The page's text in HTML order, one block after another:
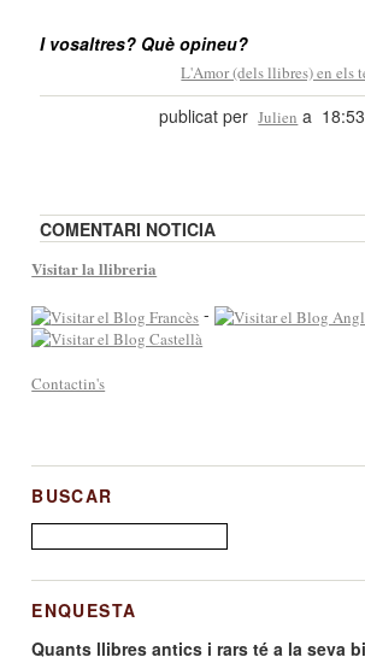
I vosaltres? Què opineu?
L'Amor (dels llibres) en els
publicat per Julien a 18:53
COMENTARI NOTICIA
Visitar la llibreria
-
Contactin's
BUSCAR
ENQUESTA
Quants llibres antics i rars té a la seva